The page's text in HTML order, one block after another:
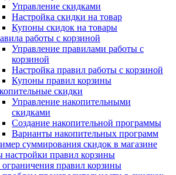
Управление скидками
Настройка скидки на товар
Купоны скидок на товары
работы с корзиной
Управление правилами работы с
корзиной
Настройка правил работы с корзиной
Купоны правил корзины
скидки
Управление накопительными
скидками
Создание накопительной программы
Варианты накопительных программ
суммирования скидок в магазине
правил корзины
правил корзины